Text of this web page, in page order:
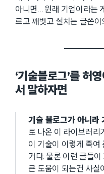
아니면… 원래 기업이라는
르고 깨벗고 설치는 글쓴
‘기술블로그’를 허
서 말하자면
기술 블로그가 아니라
로 나온 이 라이브러리
이 기술이 이렇게 죽여
거다. 물론 이런 글들
큰 도움이 되는건 사실